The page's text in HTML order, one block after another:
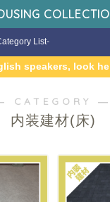
List-
speakers, look
CATEGORY ―
内装建材(床)